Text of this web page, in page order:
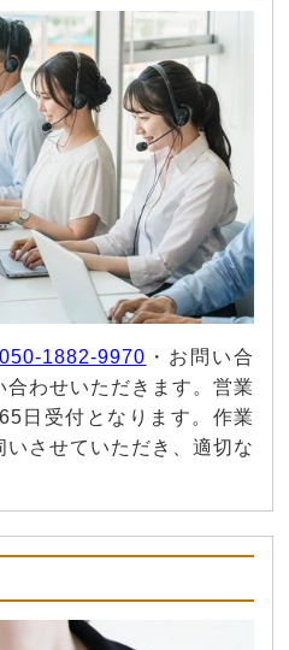
050-1882-9970 ・お問い合
わせいただきます。営業
日受付となります。作業
させていただき、適切な